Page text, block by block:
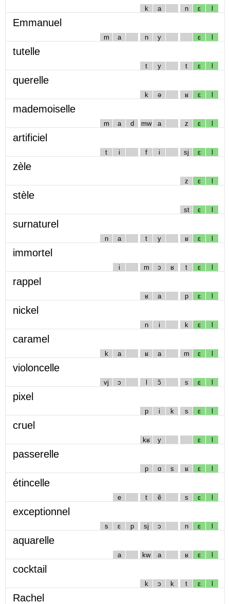
k a n ɛ l
Emmanuel
m a n y ɛ l
tutelle
t y t ɛ l
querelle
k ə ʁ ɛ l
mademoiselle
m a d mw a z ɛ l
artificiel
t i f i sj ɛ l
zèle
z ɛ l
stèle
st ɛ l
surnaturel
n a t y ʁ ɛ l
immortel
i m ɔ ʁ t ɛ l
rappel
ʁ a p ɛ l
nickel
n i k ɛ l
caramel
k a ʁ a m ɛ l
violoncelle
vj ɔ l ɔ̃ s ɛ l
pixel
p i k s ɛ l
cruel
kʁ y ɛ l
passerelle
p ɑ s ʁ ɛ l
étincelle
e t ẽ s ɛ l
exceptionnel
s ɛ p sj ɔ n ɛ l
aquarelle
a kw a ʁ ɛ l
cocktail
k ɔ k t ɛ l
Rachel